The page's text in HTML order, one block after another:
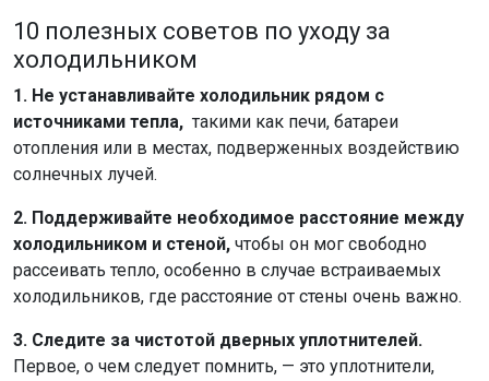
10 полезных советов по уходу за
холодильником
1. Не устанавливайте холодильник рядом с
источниками тепла, такими как печи, батареи
отопления или в местах, подверженных воздействию
солнечных лучей.
2. Поддерживайте необходимое расстояние между
холодильником и стеной, чтобы он мог свободно
рассеивать тепло, особенно в случае встраиваемых
холодильников, где расстояние от стены очень важно.
3. Следите за чистотой дверных уплотнителей.
Первое, о чем следует помнить, — это уплотнители,